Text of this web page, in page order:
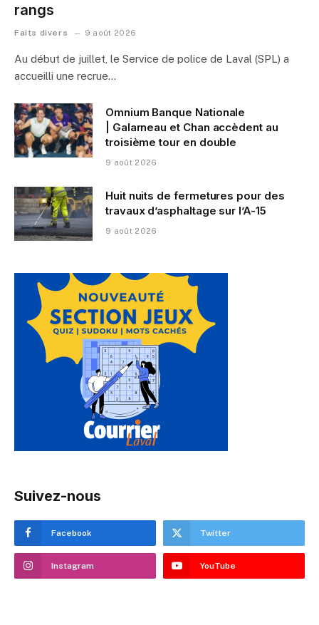
rangs
Faits divers 9 août 2026
Au début de juillet, le Service de police de Laval (SPL) a
accueilli une recrue…
Omnium Banque Nationale
| Galarneau et Chan accèdent au
troisième tour en double
9 août 2026
Huit nuits de fermetures pour des
travaux d’asphaltage sur l’A-15
9 août 2026
Suivez-nous
Facebook Twitter
Instagram YouTube